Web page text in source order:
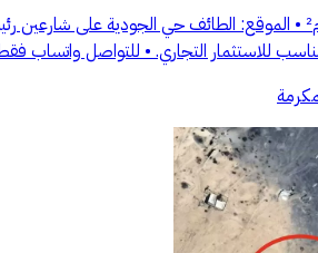
المساحة: 738.56 م² • الموقع: الطائف حي
للاستثمار التجاري. • للتواصل واتساب